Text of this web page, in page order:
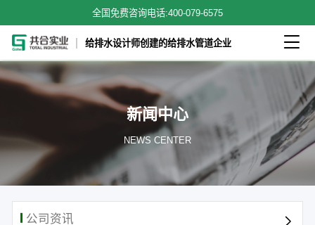
全国免费咨询电话:400-079-6575
给排水设计师创建的给排水管道企业 
新闻中心
NEWS CENTER
